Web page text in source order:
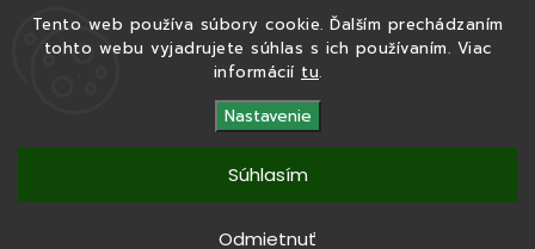
Tento web používa súbory cookie. Ďalším prechádzaním
tohto webu vyjadrujete súhlas s ich používaním. Viac
informácií tu.
Nastavenie
Odmietnuť
Súhlasím
Copyright 2026Naturfyt.sk. Všetky práva vyhradené.
| Design